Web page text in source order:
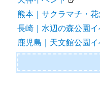
熊本｜サクラマチ・花
長崎｜水辺の森公園イ
鹿児島｜天文館公園イ